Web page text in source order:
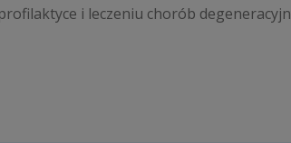
i leczeniu chorób